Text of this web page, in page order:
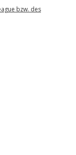
bzw. des